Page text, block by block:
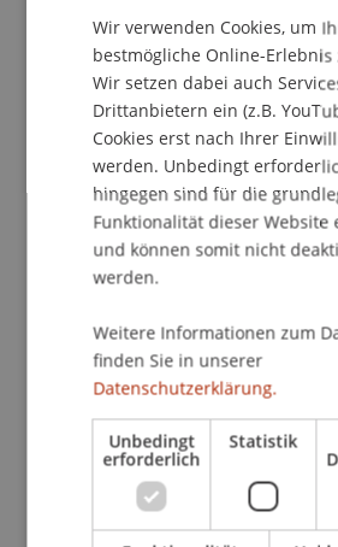
School/Professur:
Institut für
Ab September 2012 startet
Executive Master of Laws
Gesellschafts-, Stiftungs- und
Gerne bieten wir Ihnen die
unserer
den Studienplan, das
Kontakt
Wir verwenden Cookies, um
bestmögliche Online-
Wir setzen dabei auch
Drittanbietern ein (z.B.
Cookies erst nach Ihrer
werden. Unbedingt
hingegen sind für die
Funktionalität dieser Website
und können somit nicht
werden.
Weitere Informationen zum
finden Sie in unserer
Datenschutzerklärung.
Unbedingt
erforderlich
Statistik